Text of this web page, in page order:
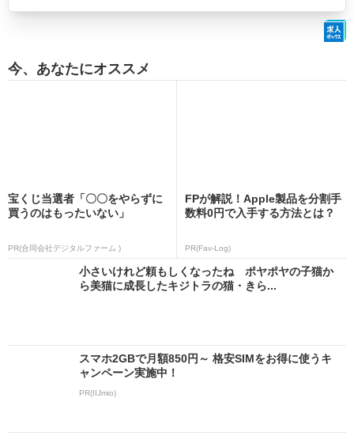
今、あなたにオススメ
宝くじ当選者「〇〇をやらずに
買うのはもったいない」
PR(合同会社デジタルファーム )
FPが解説！Apple製品を分割手
数料0円で入手する方法とは？
PR(Fav-Log)
小さいけれど頼もしくなったね ポヤポヤの子猫か
ら美猫に成長したキジトラの猫・きら...
スマホ2GBで月額850円～ 格安SIMをお得に使うキ
ャンペーン実施中！
PR(IIJmio)